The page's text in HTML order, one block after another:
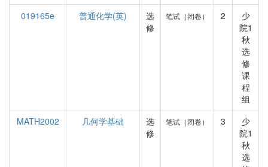
019165e
普通化学(英)
选
修
笔试（闭卷） 2
少
院1
秋
选
修
课
程
组
MATH2002
几何学基础
选
修
笔试（闭卷） 3
少
院1
秋
选